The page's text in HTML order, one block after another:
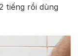
tiếng rồi dùng